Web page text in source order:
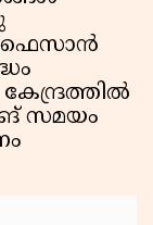
സമയം